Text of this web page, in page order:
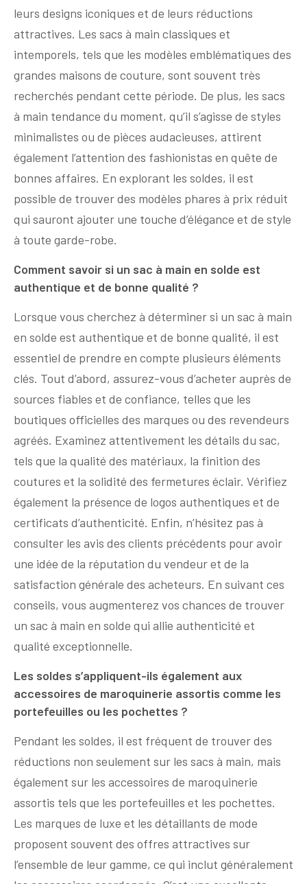
leurs designs iconiques et de leurs réductions
attractives. Les sacs à main classiques et
intemporels, tels que les modèles emblématiques des
grandes maisons de couture, sont souvent très
recherchés pendant cette période. De plus, les sacs
à main tendance du moment, qu’il s’agisse de styles
minimalistes ou de pièces audacieuses, attirent
également l’attention des fashionistas en quête de
bonnes affaires. En explorant les soldes, il est
possible de trouver des modèles phares à prix réduit
qui sauront ajouter une touche d’élégance et de style
à toute garde-robe.
Comment savoir si un sac à main en solde est
authentique et de bonne qualité ?
Lorsque vous cherchez à déterminer si un sac à main
en solde est authentique et de bonne qualité, il est
essentiel de prendre en compte plusieurs éléments
clés. Tout d’abord, assurez-vous d’acheter auprès de
sources fiables et de confiance, telles que les
boutiques officielles des marques ou des revendeurs
agréés. Examinez attentivement les détails du sac,
tels que la qualité des matériaux, la finition des
coutures et la solidité des fermetures éclair. Vérifiez
également la présence de logos authentiques et de
certificats d’authenticité. Enfin, n’hésitez pas à
consulter les avis des clients précédents pour avoir
une idée de la réputation du vendeur et de la
satisfaction générale des acheteurs. En suivant ces
conseils, vous augmenterez vos chances de trouver
un sac à main en solde qui allie authenticité et
qualité exceptionnelle.
Les soldes s’appliquent-ils également aux
accessoires de maroquinerie assortis comme les
portefeuilles ou les pochettes ?
Pendant les soldes, il est fréquent de trouver des
réductions non seulement sur les sacs à main, mais
également sur les accessoires de maroquinerie
assortis tels que les portefeuilles et les pochettes.
Les marques de luxe et les détaillants de mode
proposent souvent des offres attractives sur
l’ensemble de leur gamme, ce qui inclut généralement